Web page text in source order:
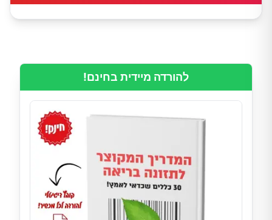
להורדה מיידית בחינם!